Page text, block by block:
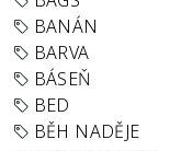
BANÁN
BARVA
BÁSEŇ
BED
BĚH NADĚJE